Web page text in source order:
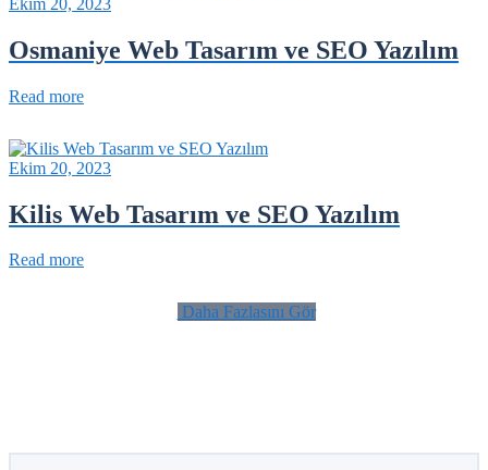
Osmaniye Web Tasarım ve SEO Yazılım
Read more
Ekim 20, 2023
Kilis Web Tasarım ve SEO Yazılım
Read more
Daha Fazlasını Gör